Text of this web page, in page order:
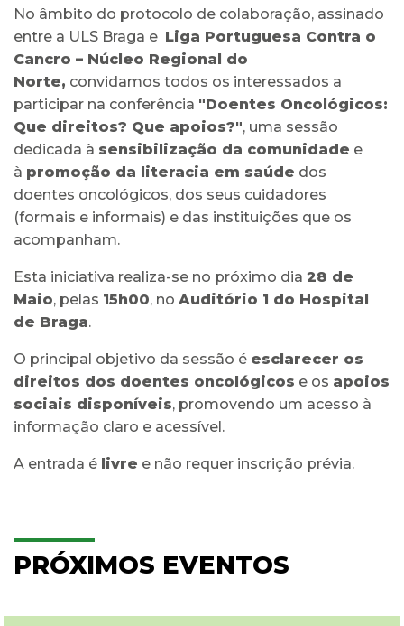
No âmbito do protocolo de colaboração, assinado
entre a ULS Braga e Liga Portuguesa Contra o
Cancro – Núcleo Regional do
Norte, convidamos todos os interessados a
participar na conferência "Doentes Oncológicos:
Que direitos? Que apoios?", uma sessão
dedicada à sensibilização da comunidade e
à promoção da literacia em saúde dos
doentes oncológicos, dos seus cuidadores
(formais e informais) e das instituições que os
acompanham.
Esta iniciativa realiza-se no próximo dia 28 de
Maio, pelas 15h00, no Auditório 1 do Hospital
de Braga.
O principal objetivo da sessão é esclarecer os
direitos dos doentes oncológicos e os apoios
sociais disponíveis, promovendo um acesso à
informação claro e acessível.
A entrada é livre e não requer inscrição prévia.
PRÓXIMOS EVENTOS